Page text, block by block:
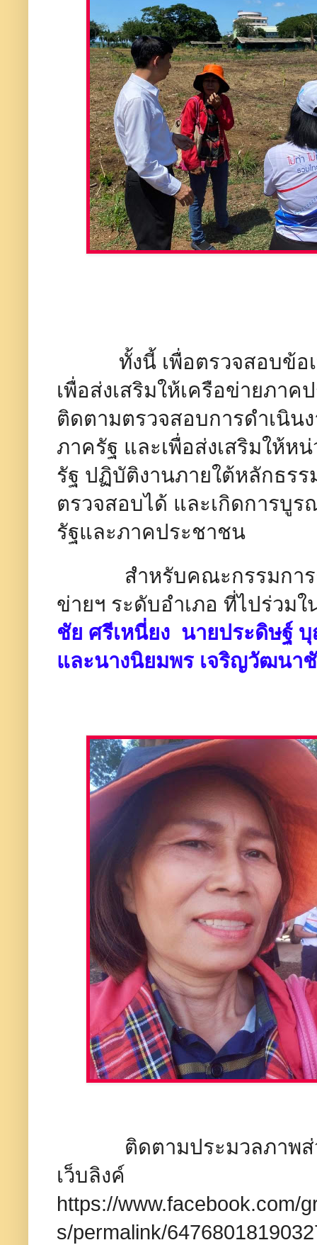
ทั้งนี้ เพื่อตรวจสอบข้อเท็
เพื่อส่งเสริมให้เครือข่ายภา
ติดตามตรวจสอบการดำเนิน
ภาครัฐ และเพื่อส่งเสริมให้ห
รัฐ ปฏิบัติงานภายใต้หลักธรร
ตรวจสอบได้ และเกิดการบู
รัฐและภาคประชาชน
สำหรับคณะกรรมการช
ข่ายฯ ระดับอำเภอ ที่ไปร่วม
ชัย ศรีเหนี่ยง นายประดิษฐ์
และนางนิยมพร เจริญวัฒนา
ติดตามประมวลภาพส่ว
เว็บลิงค์
https://www.facebook.com/
s/permalink/